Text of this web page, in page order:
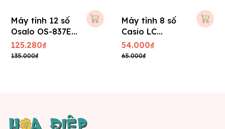
Máy tính 12 số
Osalo OS-837E (
BH 1 năm )
125.280₫
135.000₫
Máy tính 8 số
Casio LC
403TV-w
54.000₫
65.000₫